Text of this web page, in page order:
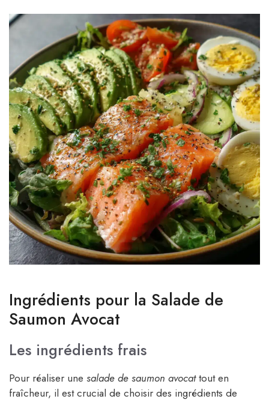
Ingrédients pour la Salade de
Saumon Avocat
Les ingrédients frais
Pour réaliser une salade de saumon avocattout en
fraîcheur, il est crucial de choisir des ingrédients de